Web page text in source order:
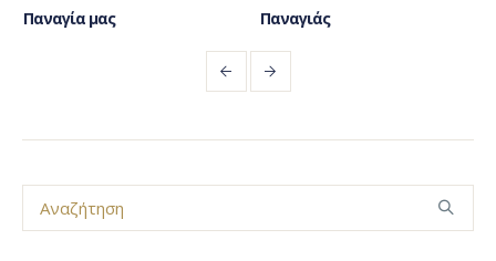
Παναγία μας
Παναγιάς